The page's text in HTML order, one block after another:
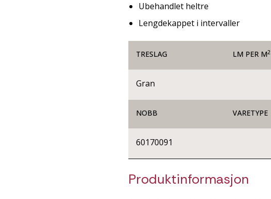
Ubehandlet heltre
Lengdekappet i intervaller
TRESLAG LM PER M2
Gran
NOBB VARETYPE
60170091
Produktinformasjon